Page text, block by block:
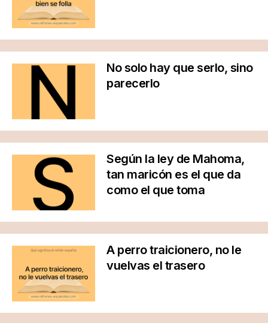
No solo hay que serlo, sino
parecerlo
Según la ley de Mahoma,
tan maricón es el que da
como el que toma
A perro traicionero, no le
vuelvas el trasero